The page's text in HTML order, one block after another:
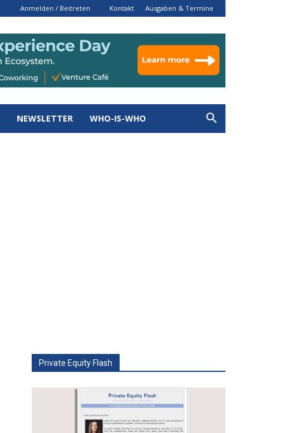
Anmelden / Beitreten Kontakt Ausgaben & Termine
NEWSLETTER WHO-IS-WHO
Private Equity Flash